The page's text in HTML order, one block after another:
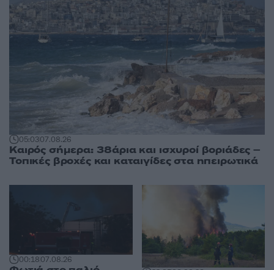
05:0307.08.26
Καιρός σήμερα: 38άρια και ισχυροί βοριάδες –
Τοπικές βροχές και καταιγίδες στα ηπειρωτικά
00:1807.08.26